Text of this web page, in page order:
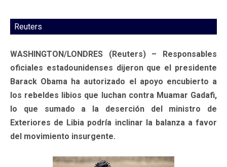
Reuters
WASHINGTON/LONDRES (Reuters) – Responsables
oficiales estadounidenses dijeron que el presidente
Barack Obama ha autorizado el apoyo encubierto a
los rebeldes libios que luchan contra Muamar Gadafi,
lo que sumado a la deserción del ministro de
Exteriores de Libia podría inclinar la balanza a favor
del movimiento insurgente.